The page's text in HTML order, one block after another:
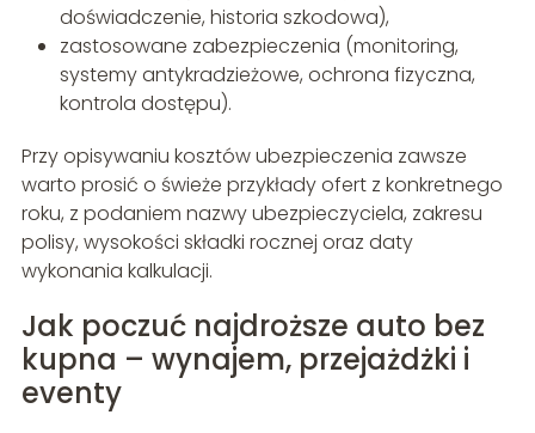
doświadczenie, historia szkodowa),
zastosowane zabezpieczenia (monitoring,
systemy antykradzieżowe, ochrona fizyczna,
kontrola dostępu).
Przy opisywaniu kosztów ubezpieczenia zawsze
warto prosić o świeże przykłady ofert z konkretnego
roku, z podaniem nazwy ubezpieczyciela, zakresu
polisy, wysokości składki rocznej oraz daty
wykonania kalkulacji.
Jak poczuć najdroższe auto bez
kupna – wynajem, przejażdżki i
eventy